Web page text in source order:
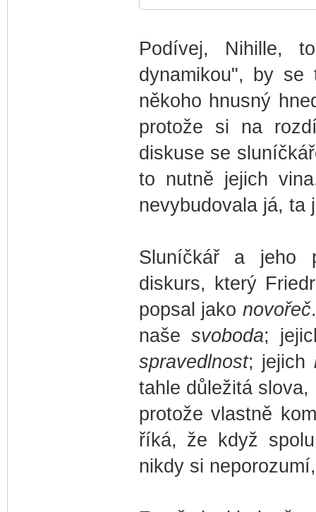
Podívej, Nihille,
dynamikou", by
někoho hnusný
protože si na
diskuse se
to nutně jejich
nevybudovala já, ta
Sluníčkář a jeho
diskurs, který
popsal jako novořeč
naše svoboda;
spravedlnost; jejich
tahle důležitá
protože vlastně
říká, že když
nikdy si